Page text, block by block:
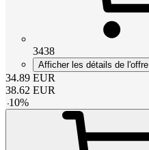
3438
Afficher les détails de l'offre
34.89 EUR
38.62 EUR
-10%